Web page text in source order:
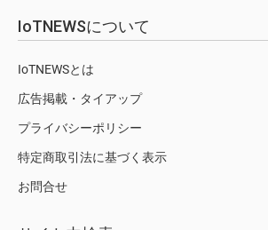
IoTNEWSについて
IoTNEWSとは
広告掲載・タイアップ
プライバシーポリシー
特定商取引法に基づく表示
お問合せ